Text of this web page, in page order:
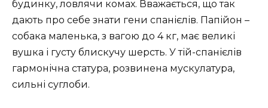
будинку, ловлячи комах. Вважається, що так
дають про себе знати гени спанієлів. Папійон –
собака маленька, з вагою до 4 кг, має великі
вушка і густу блискучу шерсть. У тій-спанієлів
гармонічна статура, розвинена мускулатура,
сильні суглоби.